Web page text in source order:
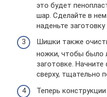
это будет
шар. Сделайте в
наденьте заготовку
Шишки также
ножки, чтобы было
заготовке.
сверху, тщательно
Теперь